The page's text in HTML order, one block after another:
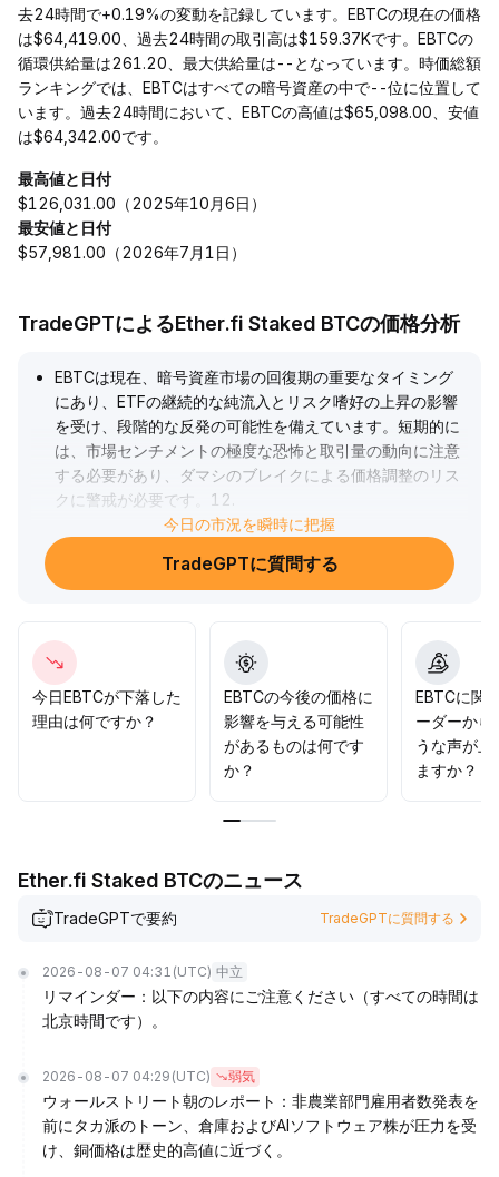
去24時間で+0.19%の変動を記録しています。EBTCの現在の価格
は$64,419.00、過去24時間の取引高は$159.37Kです。EBTCの
循環供給量は261.20、最大供給量は--となっています。時価総額
ランキングでは、EBTCはすべての暗号資産の中で--位に位置して
います。過去24時間において、EBTCの高値は$65,098.00、安値
は$64,342.00です。
最高値と日付
$126,031.00（2025年10月6日）
最安値と日付
$57,981.00（2026年7月1日）
TradeGPTによるEther.fi Staked BTCの価格分析
EBTCは現在、暗号資産市場の回復期の重要なタイミング
にあり、ETFの継続的な純流入とリスク嗜好の上昇の影響
を受け、段階的な反発の可能性を備えています。短期的に
は、市場センチメントの極度な恐怖と取引量の動向に注意
する必要があり、ダマシのブレイクによる価格調整のリス
クに警戒が必要です。12
50米ドルの重要なサポートレンジに注目し、有効な底固め
と出来高の伴った上昇があれば、15.
ン管理が推奨されます。中長期的には、エコシステム構築
とコンプライアンスの進展に注目し、これをコアバリュー
の支えおよび戦略的なポジション配分の根拠と見なすべき
です。.
今日の市況を瞬時に把握
TradeGPTに質問する
今日EBTCが下落した
理由は何ですか？
EBTCの今後の価格に
影響を与える可能性
があるものは何です
か？
EBTCに関
ーダーから
うな声が上
ますか？
Ether.fi Staked BTCのニュース
TradeGPTで要約 TradeGPTに質問する
2026-08-07 04:31 (UTC) 中立
リマインダー：以下の内容にご注意ください（すべての時間は
北京時間です）。
2026-08-07 04:29 (UTC) 弱気
ウォールストリート朝のレポート：非農業部門雇用者数発表を
前にタカ派のトーン、倉庫およびAIソフトウェア株が圧力を受
け、銅価格は歴史的高値に近づく。